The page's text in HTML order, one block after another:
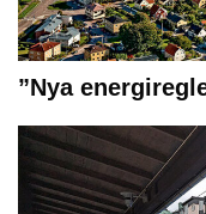
”Nya